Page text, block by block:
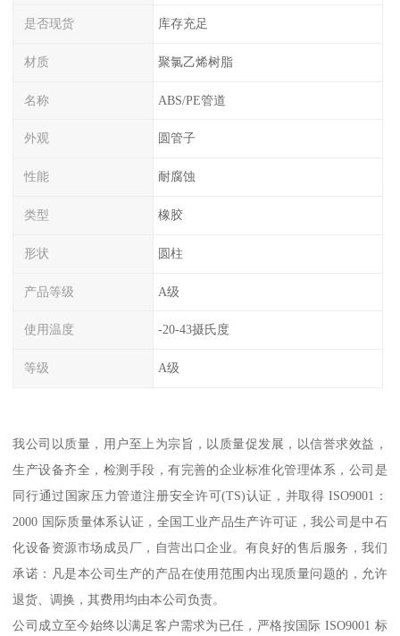
是否现货 库存充足
材质 聚氯乙烯树脂
名称 ABS/PE管道
外观 圆管子
性能 耐腐蚀
类型 橡胶
形状 圆柱
产品等级 A级
使用温度 -20-43摄氏度
等级 A级
我公司以质量，用户至上为宗旨，以质量促发展，以信誉求效益，
生产设备齐全，检测手段，有完善的企业标准化管理体系，公司是
同行通过国家压力管道注册安全许可(TS)认证，并取得 ISO9001：
2000 国际质量体系认证，全国工业产品生产许可证，我公司是中石
化设备资源市场成员厂，自营出口企业。有良好的售后服务，我们
承诺：凡是本公司生产的产品在使用范围内出现质量问题的，允许
退货、调换，其费用均由本公司负责。
公司成立至今始终以满足客户需求为已任，严格按国际 ISO9001 标